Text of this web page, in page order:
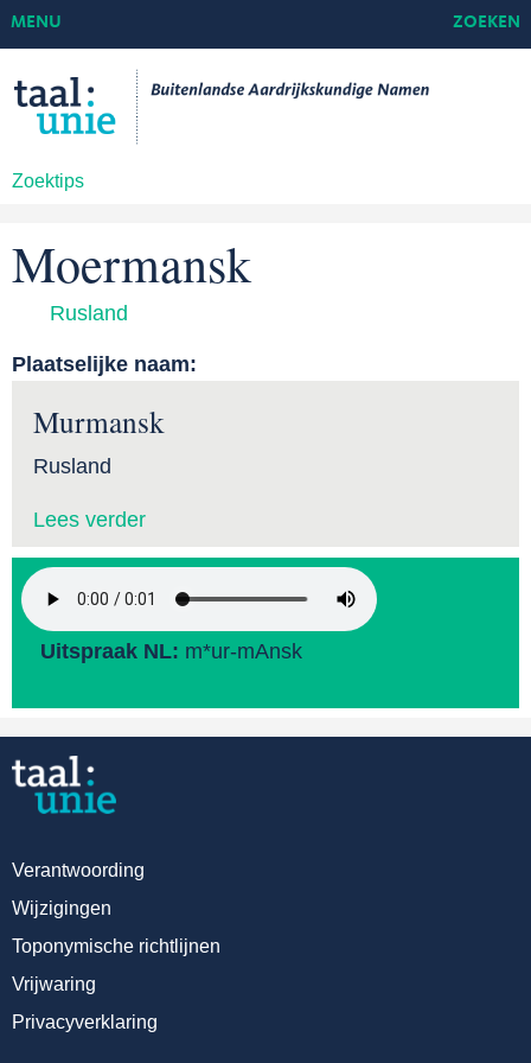
Zoektips
MENU ZOEKEN
Moermansk
Rusland
Plaatselijke naam:
Murmansk
Rusland
Lees verder
Uitspraak NL: m*ur-mAnsk
Verantwoording
Wijzigingen
Toponymische richtlijnen
Vrijwaring
Privacyverklaring